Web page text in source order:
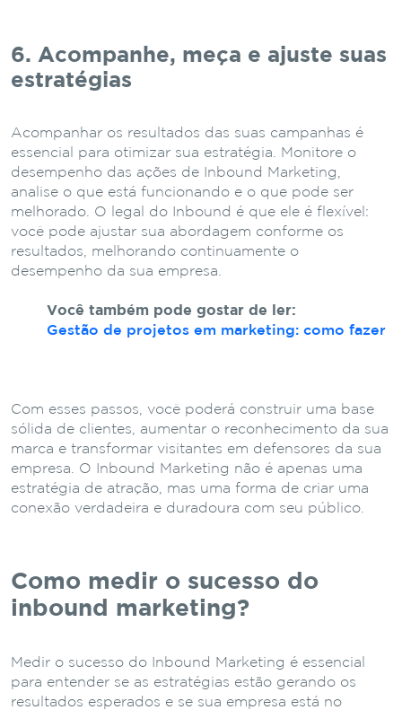
6. Acompanhe, meça e ajuste suas
estratégias
Acompanhar os resultados das suas campanhas é
essencial para otimizar sua estratégia. Monitore o
desempenho das ações de Inbound Marketing,
analise o que está funcionando e o que pode ser
melhorado. O legal do Inbound é que ele é flexível:
você pode ajustar sua abordagem conforme os
resultados, melhorando continuamente o
desempenho da sua empresa.
Você também pode gostar de ler:
Gestão de projetos em marketing: como fazer
Com esses passos, você poderá construir uma base
sólida de clientes, aumentar o reconhecimento da sua
marca e transformar visitantes em defensores da sua
empresa. O Inbound Marketing não é apenas uma
estratégia de atração, mas uma forma de criar uma
conexão verdadeira e duradoura com seu público.
Como medir o sucesso do
inbound marketing?
Medir o sucesso do Inbound Marketing é essencial
para entender se as estratégias estão gerando os
resultados esperados e se sua empresa está no